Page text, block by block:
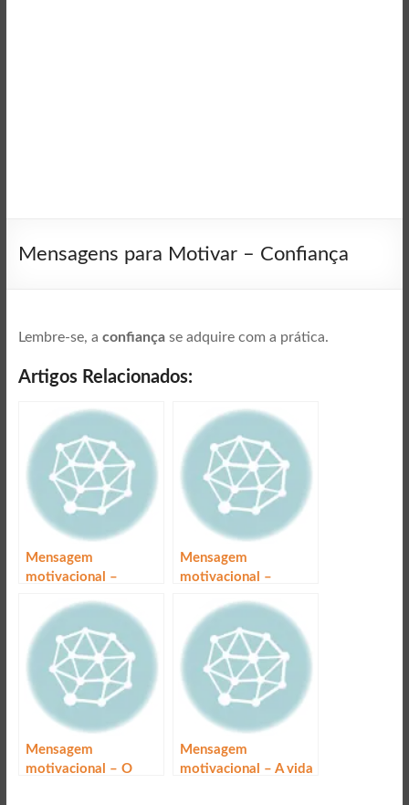
Mensagens para Motivar – Confiança
Lembre-se, a confiançase adquire com a prática.
Artigos Relacionados:
Mensagem
motivacional –
Mensagem
motivacional –
Mensagem
motivacional – O
Mensagem
motivacional – A vida